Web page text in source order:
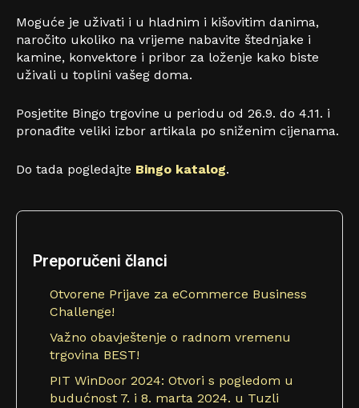
Moguće je uživati i u hladnim i kišovitim danima,
naročito ukoliko na vrijeme nabavite štednjake i
kamine, konvektore i pribor za loženje kako biste
uživali u toplini vašeg doma.
Posjetite Bingo trgovine u periodu od 26.9. do 4.11. i
pronađite veliki izbor artikala po sniženim cijenama.
Do tada pogledajte Bingo katalog.
Preporučeni članci
Otvorene Prijave za eCommerce Business
Challenge!
Važno obavještenje o radnom vremenu
trgovina BEST!
PIT WinDoor 2024: Otvori s pogledom u
budućnost 7. i 8. marta 2024. u Tuzli